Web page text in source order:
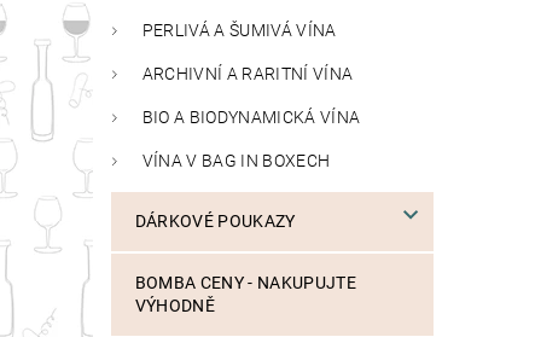
PERLIVÁ A ŠUMIVÁ VÍNA
ARCHIVNÍ A RARITNÍ VÍNA
BIO A BIODYNAMICKÁ VÍNA
VÍNA V BAG IN BOXECH
DÁRKOVÉ POUKAZY
BOMBA CENY - NAKUPUJTE
VÝHODNĚ